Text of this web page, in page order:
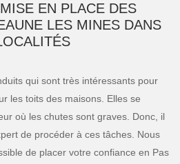
EN PLACE DES
LES MINES DANS
qui sont très intéressants pour
les toits des maisons. Elles se
où les chutes sont graves. Donc, il
de procéder à ces tâches. Nous
de placer votre confiance en Pas